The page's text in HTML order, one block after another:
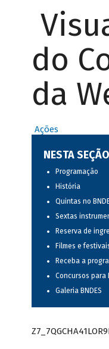
do
da
Ações
NESTA SEÇÃO
Programação
História
Quintas no
Sextas
Reserva de
Filmes e
Receba a
Concursos para
Galeria BNDES